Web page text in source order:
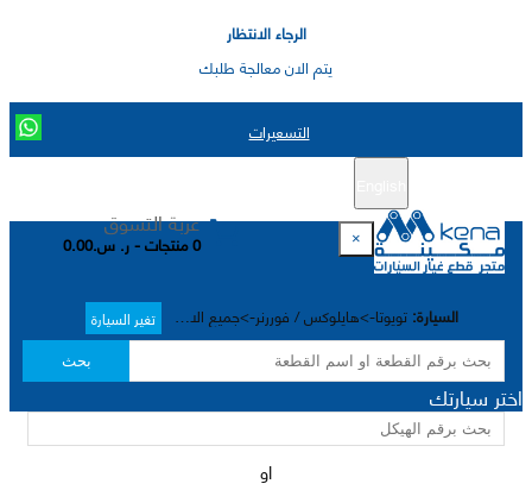
الرجاء الانتظار
يتم الان معالجة طلبك
التسعيرات
عربة التسوق
0 منتجات - ر. س.0.00
السيارة: تويوتا->هايلوکس / فوررنر->جميع الاختيارات-> تغير السيارة
بحث
×
اختر سيارتك
او